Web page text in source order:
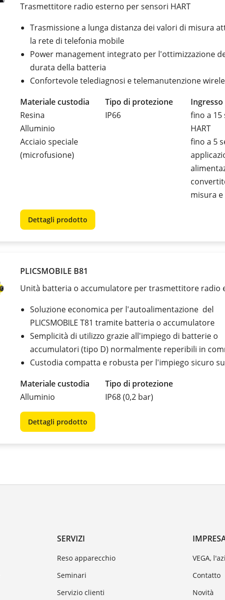
Trasmettitore radio esterno per sensori HART
Trasmissione a lunga distanza dei valori di misura
la rete di telefonia mobile
Power management integrato per l'ottimizzazione
durata della batteria
Confortevole telediagnosi e telemanutenzione
Materiale custodia
Resina
Alluminio
Acciaio speciale
(microfusione)
Tipo di protezione
IP66
Ingresso
fino a 15
HART
fino a 5
misura e
Dettagli prodotto
PLICSMOBILE B81
Unità batteria o accumulatore per trasmettitore radio
Soluzione economica per l'autoalimentazione del
PLICSMOBILE T81 tramite batteria o accumulatore
Semplicità di utilizzo grazie all'impiego di batterie o
accumulatori (tipo D) normalmente reperibili in
Custodia compatta e robusta per l'impiego sicuro
Materiale custodia
Alluminio
Tipo di protezione
IP68 (0,2 bar)
Dettagli prodotto
SERVIZI
Reso apparecchio
Seminari
Servizio clienti
VEGA,
Contatto
Novità